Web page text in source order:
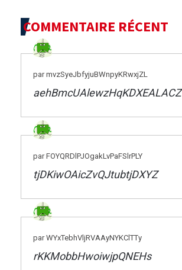
COMMENTAIRE RÉCENT
par mvzSyeJbfyjuBWnpyKRwxjZL
aehBmcUAlewzHqKDXEALACZ
par FOYQRDlPJOgakLvPaFSlrPLY
tjDKiwOAicZvQJtubtjDXYZ
par WYxTebhVljRVAAyNYKClTTy
rKKMobbHwoiwjpQNEHs